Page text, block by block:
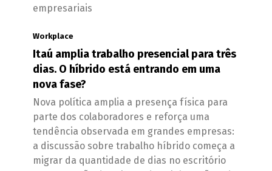
empresariais
Workplace
Itaú amplia trabalho presencial para três
dias. O híbrido está entrando em uma
nova fase?
Nova política amplia a presença física para
parte dos colaboradores e reforça uma
tendência observada em grandes empresas:
a discussão sobre trabalho híbrido começa a
migrar da quantidade de dias no escritório